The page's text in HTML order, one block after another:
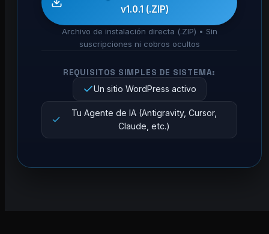
v1.0.1 (.ZIP)
Archivo de instalación directa (.ZIP) • Sin
suscripciones ni cobros ocultos
REQUISITOS SIMPLES DE SISTEMA:
Un sitio WordPress activo
Tu Agente de IA (Antigravity, Cursor,
Claude, etc.)